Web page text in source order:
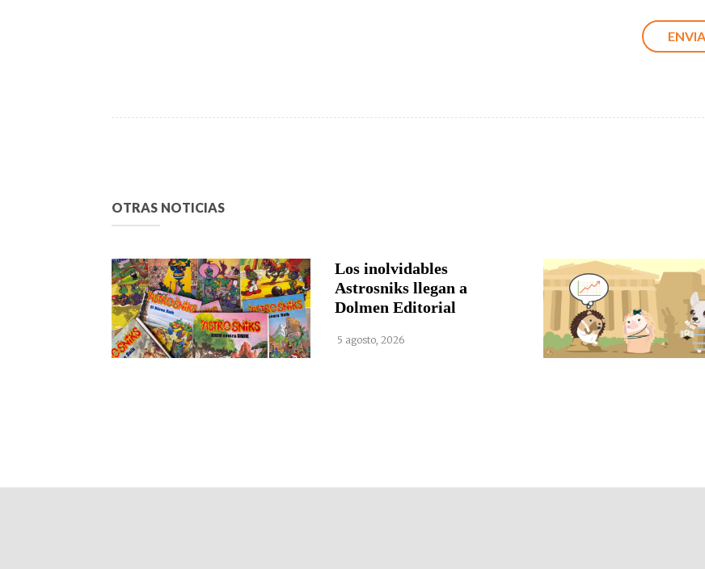
OTRAS NOTICIAS
Los inolvidables
Astrosniks llegan a
Dolmen Editorial
5 agosto, 2026